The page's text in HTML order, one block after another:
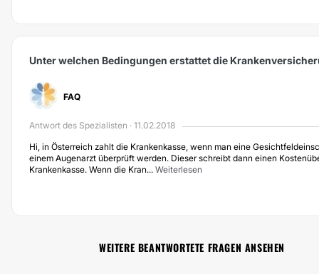
Unter welchen Bedingungen erstattet die
FAQ
Antwort des Spezialisten · 11.02.2018
Hi, in Österreich zahlt die Krankenkasse, wenn man eine
einem Augenarzt überprüft werden. Dieser schreibt dann einen
Krankenkasse. Wenn die Kran... Weiterlesen
WEITERE BEANTWORTETE FRAGEN ANSEHEN